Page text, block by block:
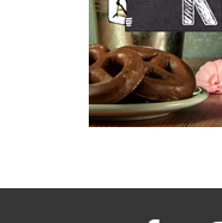
facebook